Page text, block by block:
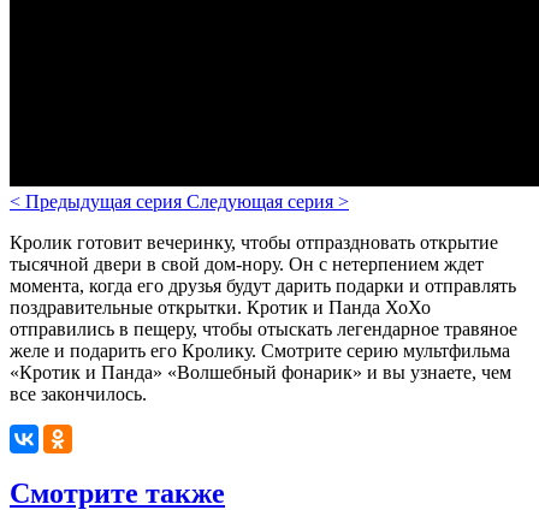
< Предыдущая серия Следующая серия >
Кролик готовит вечеринку, чтобы отпраздновать открытие
тысячной двери в свой дом-нору. Он с нетерпением ждет
момента, когда его друзья будут дарить подарки и отправлять
поздравительные открытки. Кротик и Панда ХоХо
отправились в пещеру, чтобы отыскать легендарное травяное
желе и подарить его Кролику. Смотрите серию мультфильма
«Кротик и Панда» «Волшебный фонарик» и вы узнаете, чем
все закончилось.
Смотрите также